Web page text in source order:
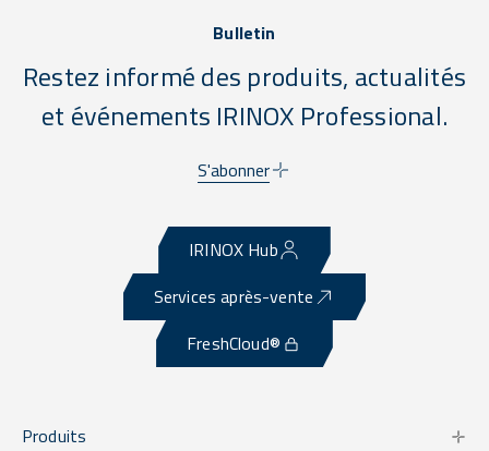
Bulletin
Restez informé des produits, actualités
et événements IRINOX Professional.
S'abonner
IRINOX Hub
Services après-vente
FreshCloud®
Produits